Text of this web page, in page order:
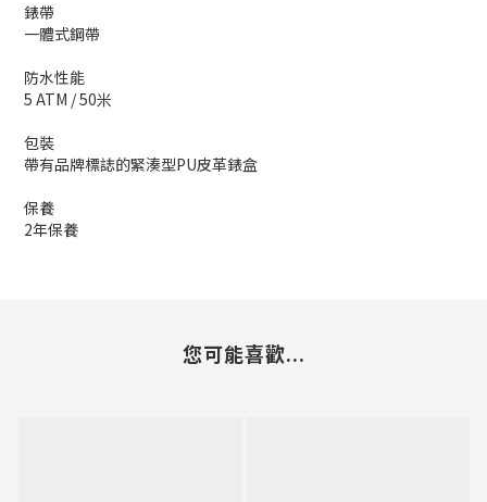
錶帶
一體式鋼帶
防水性能
5 ATM / 50米
包裝
帶有品牌標誌的緊湊型PU皮革錶盒
保養
2年保養
您可能喜歡...